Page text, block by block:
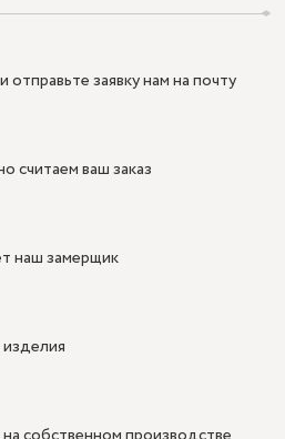
отправьте заявку нам на почту
считаем ваш заказ
наш замерщик